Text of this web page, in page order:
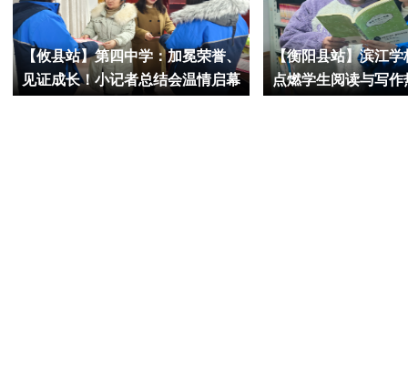
【攸县站】第四中学：加冕荣誉、
见证成长！小记者总结会温情启幕
【衡阳县站】滨江学
点燃学生阅读与写作